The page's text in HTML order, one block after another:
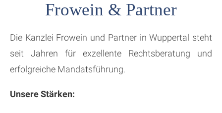
Frowein & Partner
Die Kanzlei Frowein und Partner in Wuppertal steht
seit Jahren für exzellente Rechtsberatung und
erfolgreiche Mandatsführung.
Unsere Stärken: